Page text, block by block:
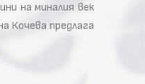
на миналия век
Кочева предлага